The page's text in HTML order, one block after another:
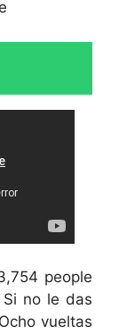
people
no le das
vueltas